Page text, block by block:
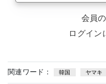
会員
ログイン
関連ワード： 韓国 ヤマキ